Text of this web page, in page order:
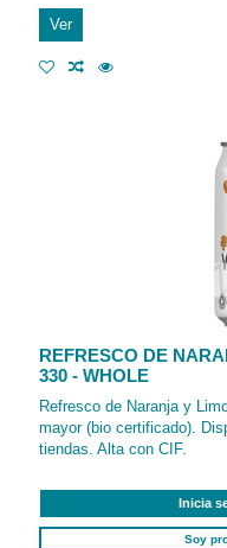
Ver
REFRESCO DE
330 - WHOLE
Refresco de Naranja y
mayor (bio certificado).
tiendas. Alta con CIF.
Inicia
Soy